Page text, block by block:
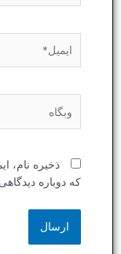
ذخیره نام،
که دوباره